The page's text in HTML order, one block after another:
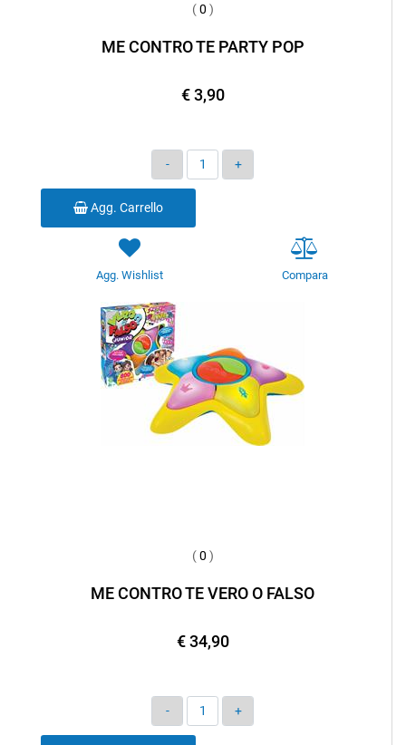
(0 )
ME CONTRO TE PARTY POP
€ 3,90
Quantità
Agg. Carrello
Agg. Wishlist Compara
(0 )
ME CONTRO TE VERO O FALSO
€ 34,90
Quantità